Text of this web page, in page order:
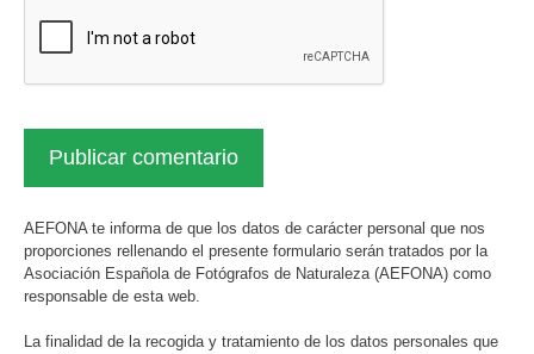
AEFONA te informa de que los datos de carácter personal que nos
proporciones rellenando el presente formulario serán tratados por la
Asociación Española de Fotógrafos de Naturaleza (AEFONA) como
responsable de esta web.
La finalidad de la recogida y tratamiento de los datos personales que